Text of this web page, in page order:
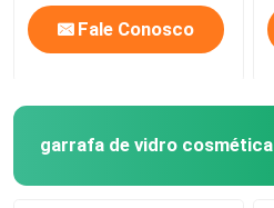
Fale Conosco
garrafa de vidro cosmética